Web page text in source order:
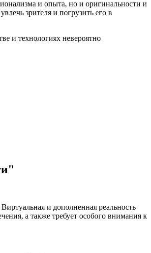
и опыта, но и оригинальности и
зрителя и погрузить его в
и технологиях невероятно
и дополненная реальность
а также требует особого внимания к